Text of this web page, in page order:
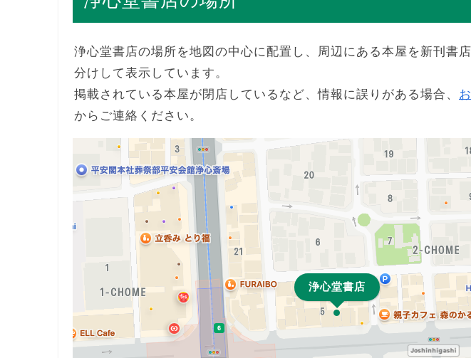
浄心堂書店の場所を地図の中心に配置し、周辺にある本屋を新刊書
分けして表示しています。
掲載されている本屋が閉店しているなど、情報に誤りがある場合、
からご連絡ください。
浄心堂書店